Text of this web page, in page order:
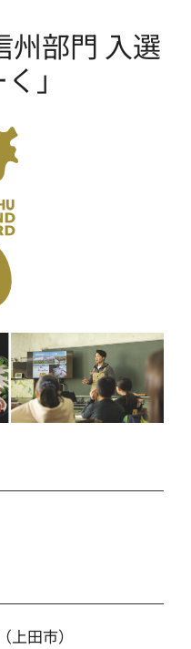
州部門 入選
」
田市）